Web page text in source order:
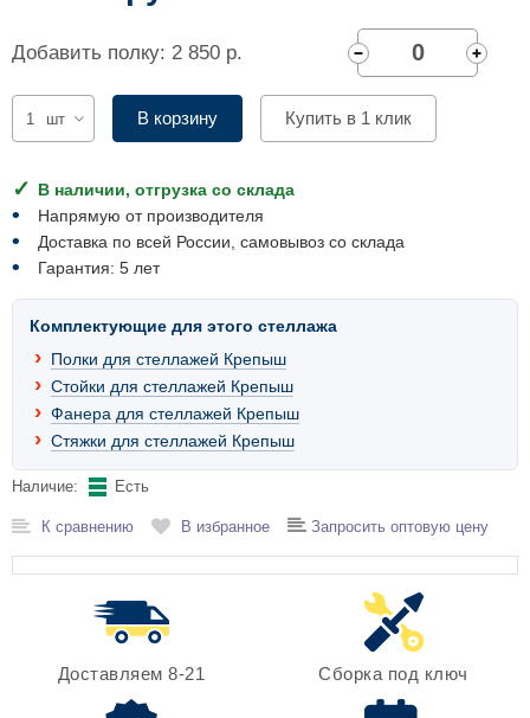
Добавить полку: 2 850 р.
шт В корзину Купить в 1 клик
В наличии, отгрузка со склада
Напрямую от производителя
Доставка по всей России, самовывоз со склада
Гарантия: 5 лет
Комплектующие для этого стеллажа
Полки для стеллажей Крепыш
Стойки для стеллажей Крепыш
Фанера для стеллажей Крепыш
Стяжки для стеллажей Крепыш
Наличие: Есть
К сравнению В избранное Запросить оптовую цену
Доставляем 8-21 Сборка под ключ